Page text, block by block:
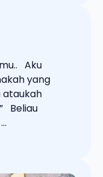
Aku
yang
ataukah
Beliau